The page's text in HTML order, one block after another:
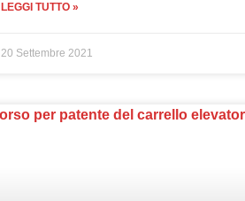
LEGGI TUTTO »
20 Settembre 2021